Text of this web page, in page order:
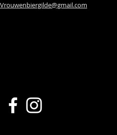
Vrouwenbiergilde@gmail.com